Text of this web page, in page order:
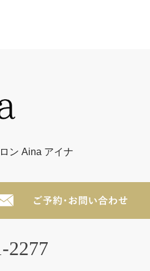
ン Aina アイナ
2277